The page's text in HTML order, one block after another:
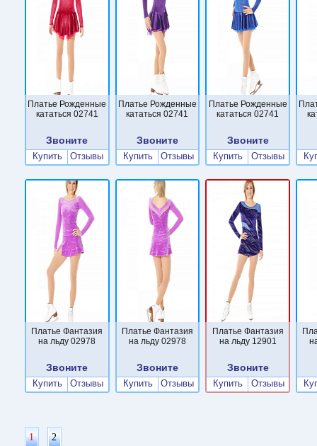
Платье Рожденные
кататься 02741
Звоните
Купить Отзывы
Платье Рожденные
кататься 02741
Звоните
Купить Отзывы
Платье Рожденные
кататься 02741
Звоните
Купить Отзывы
Платье Фантазия
на льду 02978
Звоните
Купить Отзывы
Платье Фантазия
на льду 02978
Звоните
Купить Отзывы
Платье Фантазия
на льду 12901
Звоните
Купить Отзывы
1 2